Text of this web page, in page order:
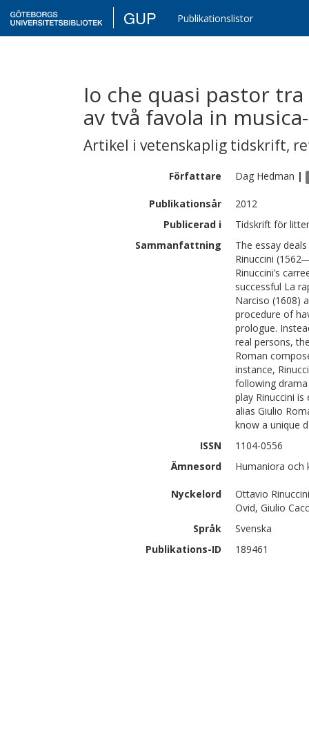
GUP Publikationslistor
Io che quasi pastor
av två favola in
Artikel i vetenskaplig tidskrift,
Författare Dag Hedman |
Publikationsår
2012
Publicerad i
Tidskrift för
Sammanfattning
The essay
Rinuccini
Rinuccini’s
successful La
Narciso (1608)
procedure of
prologue.
real persons,
Roman
instance,
following
play Rinuccini
alias Giulio
know a unique
ISSN
1104-0556
Ämnesord
Humaniora
Nyckelord
Ottavio
Ovid, Giulio
Språk
Svenska
Publikations-ID
189461